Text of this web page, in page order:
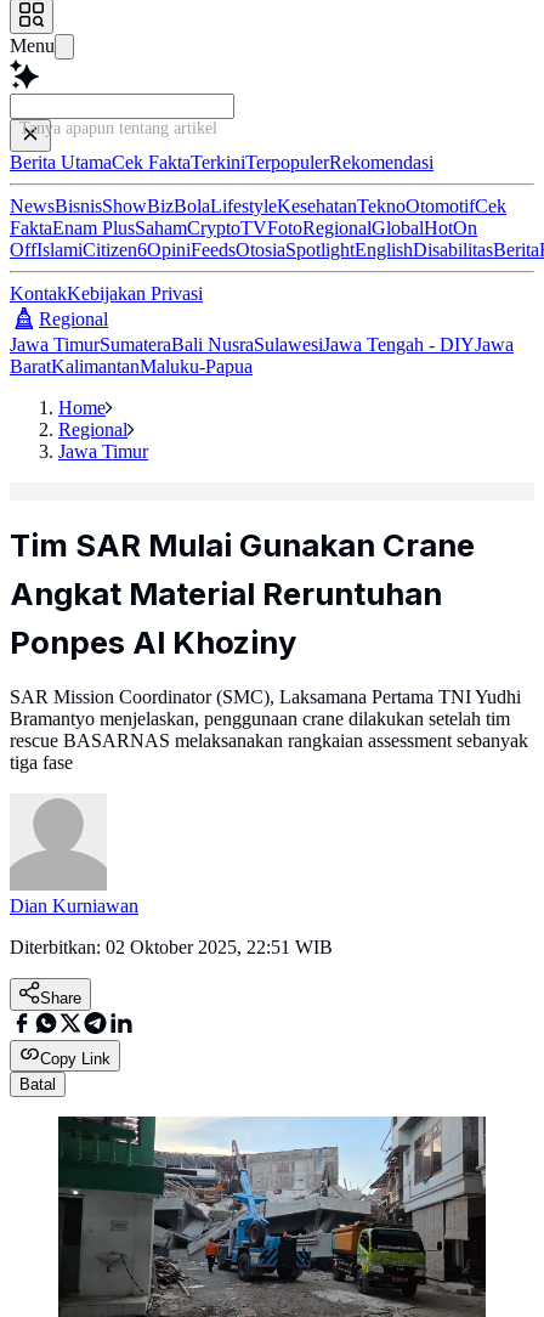
Menu
Tanya apapun tentang artikel ini...
Berita UtamaCek FaktaTerkiniTerpopulerRekomendasi
NewsBisnisShowBizBolaLifestyleKesehatanTeknoOtomotifCek
FaktaEnam PlusSahamCryptoTVFotoRegionalGlobalHotOn
OffIslamiCitizen6OpiniFeedsOtosiaSpotlightEnglishDisabilitasBerita
KontakKebijakan Privasi
Regional
Jawa TimurSumateraBali NusraSulawesiJawa Tengah - DIYJawa
BaratKalimantanMaluku-Papua
Home
Regional
Jawa Timur
Tim SAR Mulai Gunakan Crane
Angkat Material Reruntuhan
Ponpes Al Khoziny
SAR Mission Coordinator (SMC), Laksamana Pertama TNI Yudhi
Bramantyo menjelaskan, penggunaan crane dilakukan setelah tim
rescue BASARNAS melaksanakan rangkaian assessment sebanyak
tiga fase
Dian Kurniawan
Diterbitkan: 02 Oktober 2025, 22:51 WIB
Share
Copy Link
Batal